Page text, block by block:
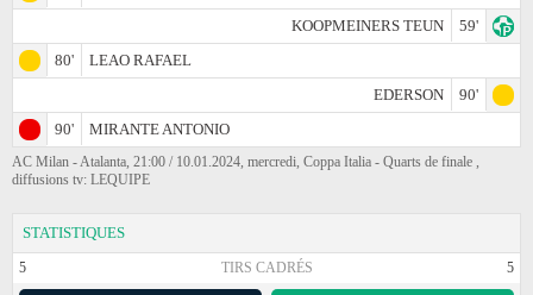
KOOPMEINERS TEUN
59'
80'
LEAO RAFAEL
EDERSON
90'
90'
MIRANTE ANTONIO
AC Milan - Atalanta, 21:00 / 10.01.2024, mercredi, Coppa Italia - Quarts de finale ,
diffusions tv: LEQUIPE
STATISTIQUES
5 TIRS CADRÉS 5